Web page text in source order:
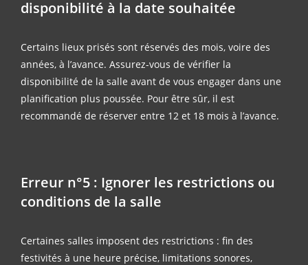
disponibilité à la date souhaitée
Certains lieux prisés sont réservés des mois, voire des
années, à l’avance. Assurez-vous de vérifier la
disponibilité de la salle avant de vous engager dans une
planification plus poussée. Pour être sûr, il est
recommandé de réserver entre 12 et 18 mois à l’avance.
Erreur n°5 : Ignorer les restrictions ou
conditions de la salle
Certaines salles imposent des restrictions : fin des
festivités à une heure précise, limitations sonores,